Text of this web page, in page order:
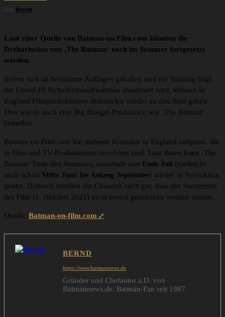
von Bernd
Laut einer Quelle von Batman-on-Film.com könnten die
Dreharbeiten von ‚The Batman‘ noch im Sommer fortgesetzt
werden.
Sofern sich an bestimmte Auflagen gehalten und ein Training bzgl.
der Covid-19 Sicherheitsmaßnahmen absolviert wird, können in
England Filmproduktionen demnächst wieder an den Start gehen.
Dies würde auch eine Big Budget-Produktion wie ‚The Batman‘
betreffen.
Batman-on-Film.com hat mehrere Kontakte in England aufgetan, die
in Film-und TV-Produktionen involviert sind. Laut ihnen kann ‚The
Batman‘ Ende des Sommers, innerhalb von Ende Juli (vielleicht
auch schon Mitte Juni) bis Anfang September wieder in Produktion
gehen. Dadurch stünden die Chancen auch gut, dass der Starttermin
des Film (1. Oktober 2021) nicht erneut geschoben werden müsste.
Quelle: Batman-on-film.com
BERND
https://www.batmannews.de
Gründer und Chefautor a.D. von
Batmannews.de. Batman-Fan seit 1987.